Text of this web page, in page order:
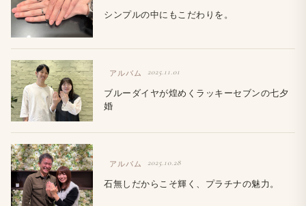
シンプルの中にもこだわりを。
アルバム 2025.11.01
ブルーダイヤが煌めくラッキーセブンの七夕
婚
アルバム 2025.10.28
石無しだからこそ輝く、プラチナの魅力。